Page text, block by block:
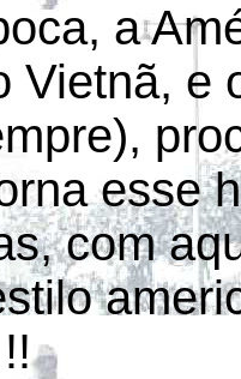
a
Vietnã, e
esse
com